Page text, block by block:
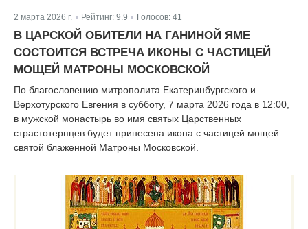
2 марта 2026 г. Рейтинг: 9.9 Голосов: 41
В ЦАРСКОЙ ОБИТЕЛИ НА ГАНИНОЙ ЯМЕ
СОСТОИТСЯ ВСТРЕЧА ИКОНЫ С ЧАСТИЦЕЙ
МОЩЕЙ МАТРОНЫ МОСКОВСКОЙ
По благословению митрополита Екатеринбургского и
Верхотурского Евгения в субботу, 7 марта 2026 года в 12:00,
в мужской монастырь во имя святых Царственных
страстотерпцев будет принесена икона с частицей мощей
святой блаженной Матроны Московской.